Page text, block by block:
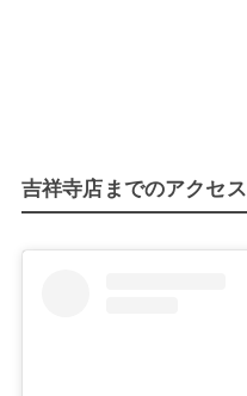
吉祥寺店までのアクセス